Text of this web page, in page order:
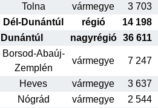
Tolna
vármegye 3 703
Dél-Dunántúl
régió 14 198
Dunántúl
nagyrégió 36 611
Borsod-Abaúj-
Zemplén
vármegye 7 247
Heves vármegye 3 637
Nógrád
vármegye 2 544